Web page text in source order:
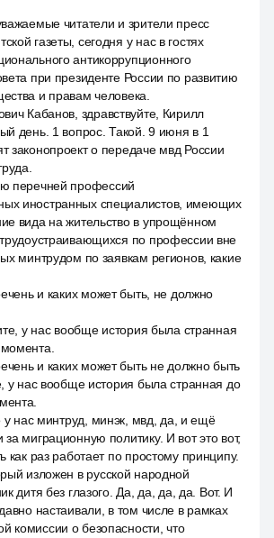
читатели и зрители пресс
газеты, сегодня у нас в гостях
антикоррупционного
при президенте России по развитию
и правам человека.
Кабанов, здравствуйте, Кирилл
день. 1 вопрос. Такой. 9 июня в 1
законопроект о передаче мвд России
перечней профессий
иностранных специалистов, имеющих
вида на жительство в упрощённом
по профессии вне
минтрудом по заявкам регионов, какие
и каких может быть, не должно
у нас вообще история была странная
и каких может быть не должно быть
у нас вообще история была странная до
у нас минтруд, минэк, мвд, да, и ещё
за миграционную политику. И вот это вот,
как раз работает по простому принципу.
изложен в русской народной
дитя без глазого. Да, да, да, да. Вот. И
настаивали, в том числе в рамках
комиссии о безопасности, что